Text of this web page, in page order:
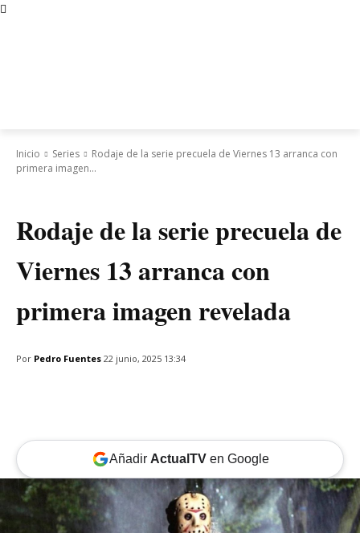
Inicio Series
Rodaje de la serie precuela de Viernes 13 arranca con
primera imagen...
Rodaje de la serie precuela de
Viernes 13 arranca con
primera imagen revelada
Por Pedro Fuentes 22 junio, 2025 13:34
Añadir ActualTVen Google